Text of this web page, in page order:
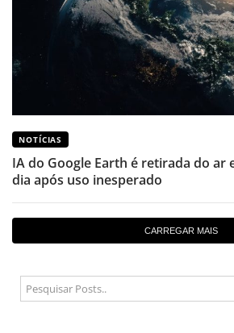
NOTÍCIAS
IA do Google Earth é retirada do ar
dia após uso inesperado
CARREGAR MAIS